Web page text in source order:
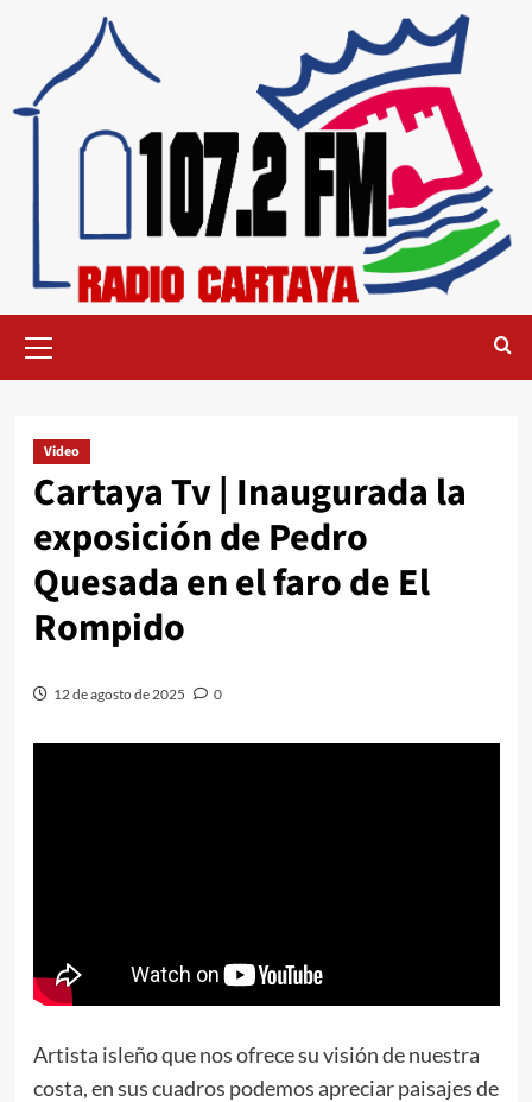
Video
Cartaya Tv | Inaugurada la
exposición de Pedro
Quesada en el faro de El
Rompido
12 de agosto de 2025 0
Artista isleño que nos ofrece su visión de nuestra
costa, en sus cuadros podemos apreciar paisajes de